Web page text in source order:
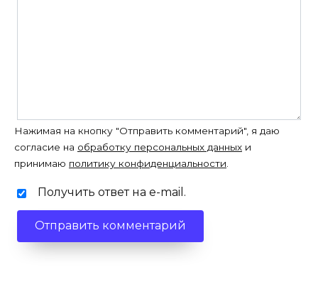
Нажимая на кнопку "Отправить комментарий", я даю
согласие на обработку персональных данных и
принимаю политику конфиденциальности
Получить ответ на e-mail.